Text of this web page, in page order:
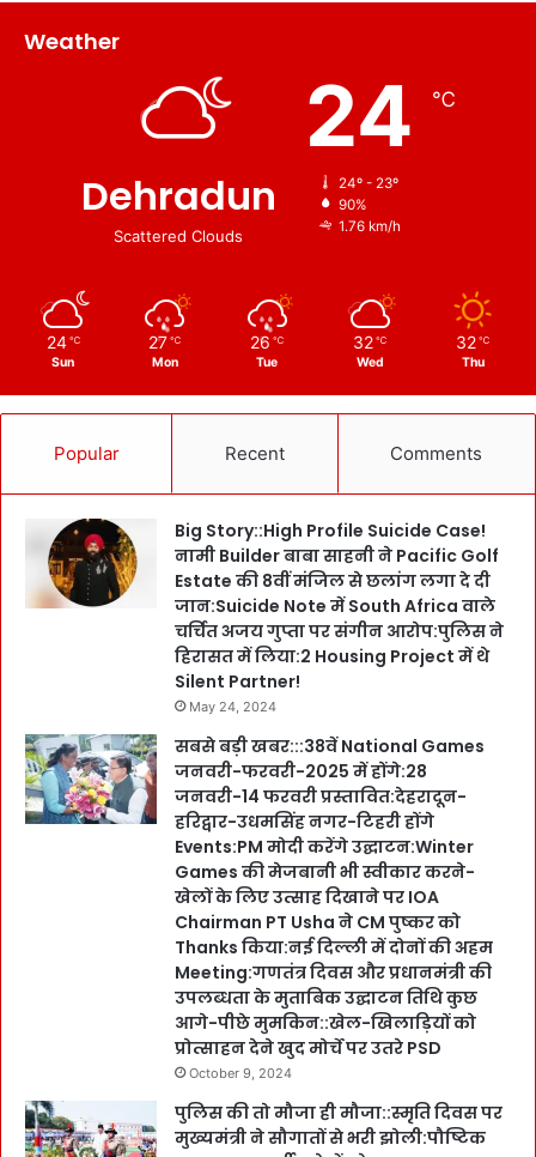
Weather
Dehradun
Scattered Clouds
24 ℃
24º - 23º
90%
1.76 km/h
24 ℃
Sun
27 ℃
Mon
26 ℃
Tue
32 ℃
Wed
32 ℃
Thu
Popular Recent Comments
Big Story::High Profile Suicide Case!
नामी Builder बाबा साहनी ने Pacific Golf
Estate की 8वीं मंजिल से छलांग लगा दे दी
जान:Suicide Note में South Africa वाले
चर्चित अजय गुप्ता पर संगीन आरोप:पुलिस ने
हिरासत में लिया:2 Housing Project में थे
Silent Partner!
May 24, 2024
सबसे बड़ी खबर:::38वें National Games
जनवरी-फरवरी-2025 में होंगे:28
जनवरी-14 फरवरी प्रस्तावित:देहरादून-
हरिद्वार-उधमसिंह नगर-टिहरी होंगे
Events:PM मोदी करेंगे उद्घाटन:Winter
Games की मेजबानी भी स्वीकार करने-
खेलों के लिए उत्साह दिखाने पर IOA
Chairman PT Usha ने CM पुष्कर को
Thanks किया:नई दिल्ली में दोनों की अहम
Meeting:गणतंत्र दिवस और प्रधानमंत्री की
उपलब्धता के मुताबिक उद्घाटन तिथि कुछ
आगे-पीछे मुमकिन::खेल-खिलाड़ियों को
प्रोत्साहन देने खुद मोर्चे पर उतरे PSD
October 9, 2024
पुलिस की तो मौजा ही मौजा::स्मृति दिवस पर
मुख्यमंत्री ने सौगातों से भरी झोली:पौष्टिक